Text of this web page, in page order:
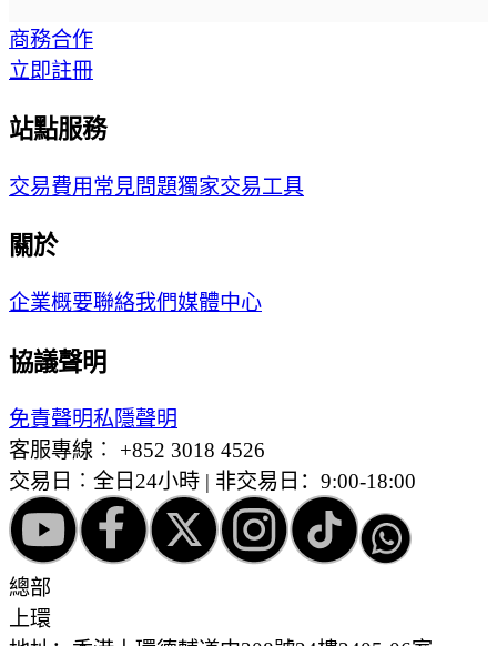
商務合作
立即註冊
站點服務
交易費用常見問題獨家交易工具
關於
企業概要聯絡我們媒體中心
協議聲明
免責聲明私隱聲明
客服專線︰ +852 3018 4526
交易日︰全日24小時 | 非交易日：9:00-18:00
總部
上環